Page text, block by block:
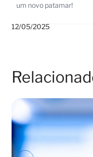
um novo patamar!
12/05/2025